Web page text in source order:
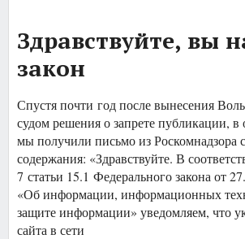
Здравствуйте, вы
закон
Спустя почти год после вынесения
судом решения о запрете публикации, в
мы получили письмо из Роскомнадзора
содержания: «Здравствуйте. В
7 статьи 15.1 Федерального закона от
«Об информации, информационных
защите информации» уведомляем, что
сайта в сети